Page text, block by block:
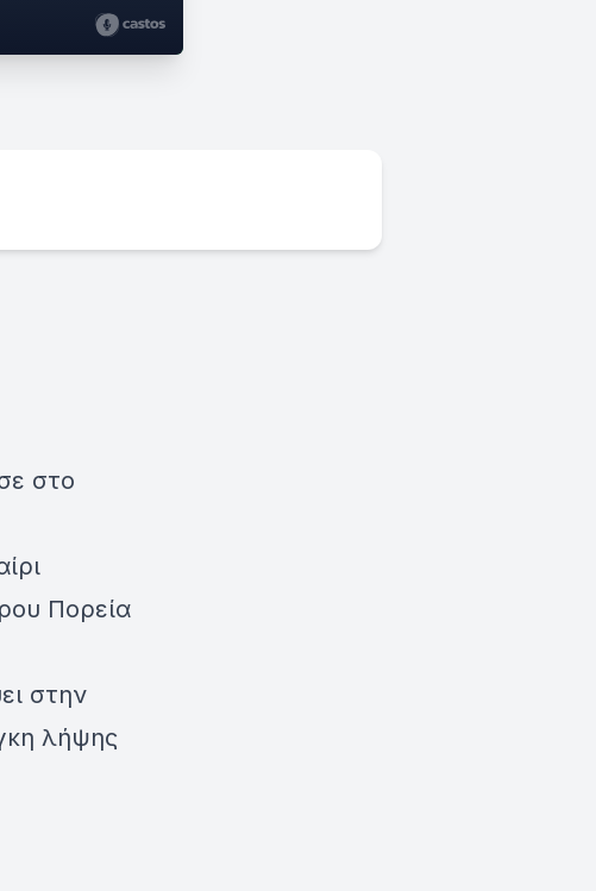
στο
Πορεία
στην
λήψης